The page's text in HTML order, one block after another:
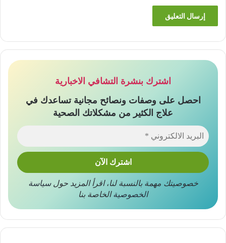
اشترك بنشرة التشافي الاخبارية
احصل على وصفات ونصائح مجانية تساعدك في
علاج الكثير من مشكلاتك الصحية
خصوصيتك مهمة بالنسبة لنا،اقرأ المزيد حولسياسة
الخصوصيةالخاصة بنا